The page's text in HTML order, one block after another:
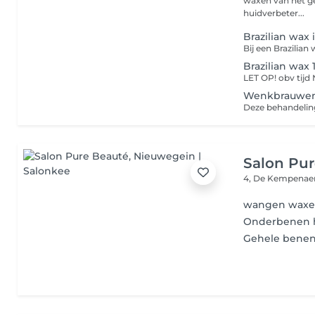
huidverbeter...
Brazilian wax
Brazilian wax
Salon
4, De
wangen
Onderbenen
Gehele